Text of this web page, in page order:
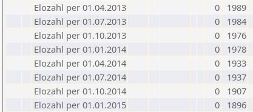
Elozahl per 01.04.2013
0
1989
Elozahl per 01.07.2013
0
1984
Elozahl per 01.10.2013
0
1976
Elozahl per 01.01.2014
0
1978
Elozahl per 01.04.2014
0
1933
Elozahl per 01.07.2014
0
1937
Elozahl per 01.10.2014
0
1907
Elozahl per 01.01.2015
0
1896